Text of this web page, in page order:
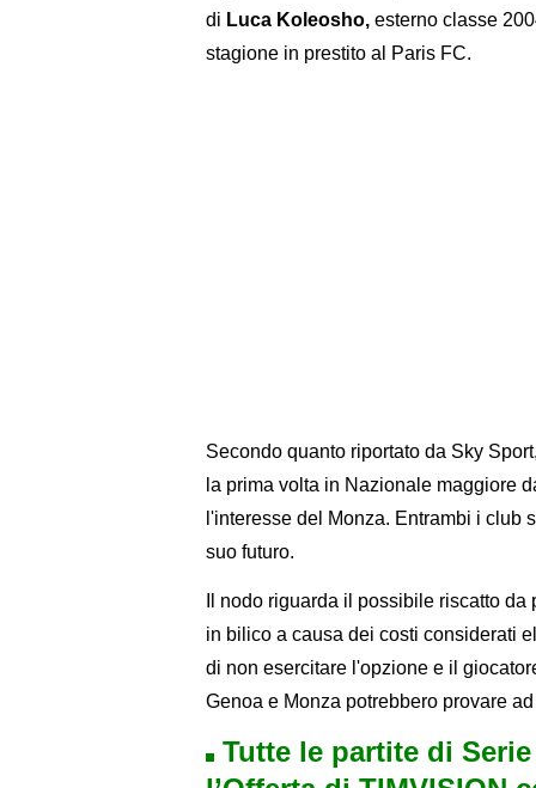
di Luca Koleosho, esterno classe
stagione in prestito al Paris FC.
Secondo quanto riportato da Sky
la prima volta in Nazionale maggiore
l'interesse del Monza. Entrambi i club
suo futuro.
Il nodo riguarda il possibile riscatto
in bilico a causa dei costi considerati
di non esercitare l'opzione e il
Genoa e Monza potrebbero provare
Tutte le partite di